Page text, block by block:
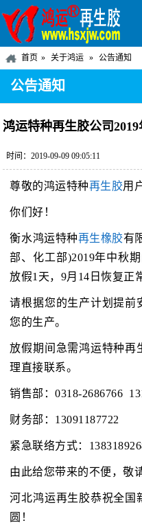
首页 关于鸿运 公告通知
公告通知
鸿运特种再生胶公司
时间：2019-09-09 09:05:11
尊敬的鸿运特种再生胶用
你们好！
衡水鸿运特种再生橡胶有
部、化工部)2019年中秋
放假1天，9月14日恢复正
请根据您的生产计划提前
您的生产。
放假期间急需鸿运特种再
理直接联系。
销售部：0318-2686766
财务部：13091187722
紧急联络方式：
由此给您带来的不便，敬
河北鸿运再生胶恭祝全国
圆！